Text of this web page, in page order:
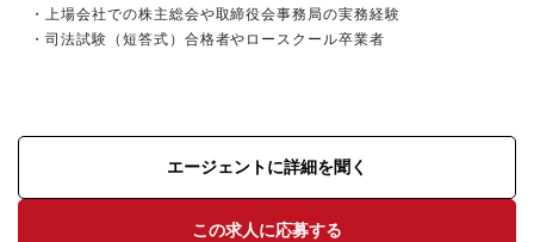
・上場会社での株主総会や取締役会事務局の実務経験
・司法試験（短答式）合格者やロースクール卒業者
エージェントに詳細を聞く
この求人に応募する